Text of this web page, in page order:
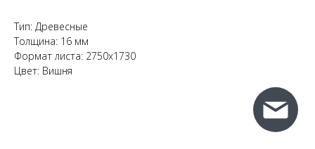
Тип: Древесные
Толщина: 16 мм
Формат листа: 2750x1730
Цвет: Вишня